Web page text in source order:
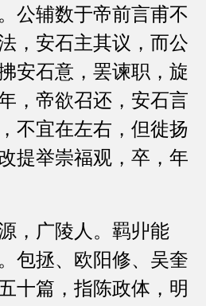
公辅数于帝前言甫不
，安石主其议，而公
安石意，罢谏职，旋
，帝欲召还，安石言
不宜在左右，但徙扬
提举崇福观，卒，年
广陵人。羁丱能
包拯、欧阳修、吴奎
十篇，指陈政体，明